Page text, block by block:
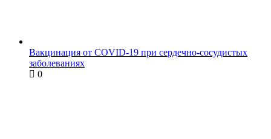
Вакцинация от COVID-19 при сердечно-сосудистых
заболеваниях
0